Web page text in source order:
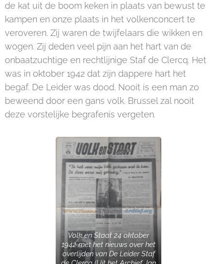
de kat uit de boom keken in plaats van bewust te
kampen en onze plaats in het volkenconcert te
veroveren. Zij waren de twijfelaars die wikken en
wogen. Zij deden veel pijn aan het hart van de
onbaatzuchtige en rechtlijnige Staf de Clercq. Het
was in oktober 1942 dat zijn dappere hart het
begaf. De Leider was dood. Nooit is een man zo
beweend door een gans volk. Brussel zal nooit
deze vorstelijke begrafenis vergeten.
Volk en Staat 24 oktober
1942 met het nieuws over het
overlijden van De Leider Staf